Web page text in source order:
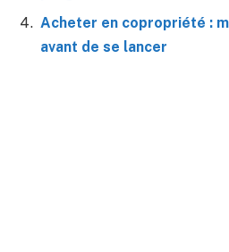
Acheter en copropriété :
avant de se lancer